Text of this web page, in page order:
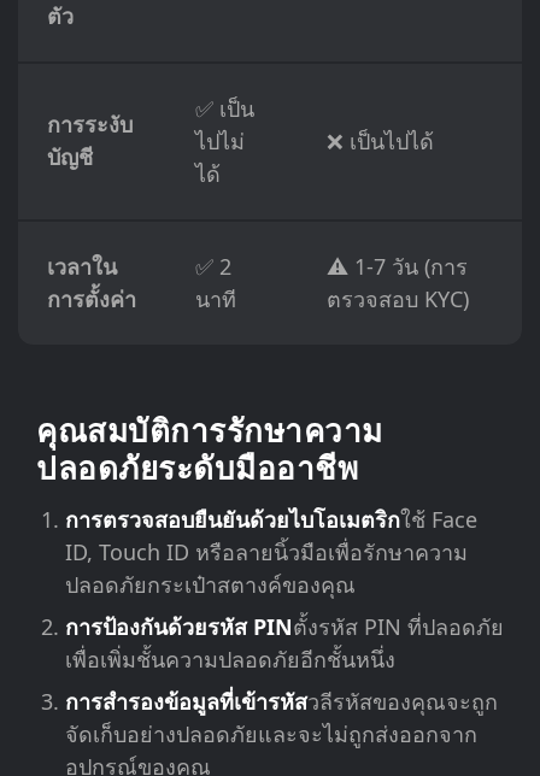
ตัว
การระงับ
บัญชี
✅ เป็น
ไปไม่
ได้
❌ เป็นไปได้
เวลาใน
การตั้งค่า
✅ 2
นาที
⚠️ 1-7 วัน (การ
ตรวจสอบ KYC)
คุณสมบัติการรักษาความ
ปลอดภัยระดับมืออาชีพ
การตรวจสอบยืนยันด้วยไบโอเมตริกใช้ Face
ID, Touch ID หรือลายนิ้วมือเพื่อรักษาความ
ปลอดภัยกระเป๋าสตางค์ของคุณ
การป้องกันด้วยรหัส PINตั้งรหัส PIN ที่ปลอดภัย
เพื่อเพิ่มชั้นความปลอดภัยอีกชั้นหนึ่ง
การสำรองข้อมูลที่เข้ารหัสวลีรหัสของคุณจะถูก
จัดเก็บอย่างปลอดภัยและจะไม่ถูกส่งออกจาก
อุปกรณ์ของคุณ